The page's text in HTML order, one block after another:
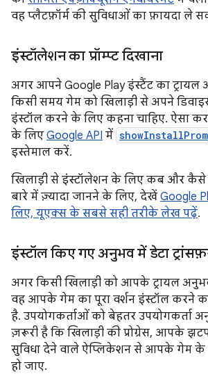
वह प्लैटफ़ॉर्म की सुविधाओं का फ़ायदा ले
इंस्टॉलेशन का प्रॉम्प्ट दिखाना
अगर आपने Google Play इंस्टैंट का ट्रायल
किसी समय गेम को खिलाड़ी से अपने
इंस्टॉल करने के लिए कहना चाहिए. ऐसा
के लिए Google API में
इस्तेमाल करें.
खिलाड़ी से इंस्टॉलेशन के लिए कब और कैसे
बारे में ज़्यादा जानने के लिए, देखें Google
लिए, यूएक्स के सबसे सही तरीके लेख पढ़ें.
इंस्टॉल किए गए अनुभव में डेटा
अगर किसी खिलाड़ी को आपके ट्रायल
वह आपके गेम का पूरा वर्शन इंस्टॉल करने
है. उपयोगकर्ताओं को बेहतर उपयोगकर्ता
ज़रूरी है कि खिलाड़ी की प्रोग्रेस, आपके
सुविधा देने वाले ऐप्लिकेशन से आपके गेम के
हो जाए.